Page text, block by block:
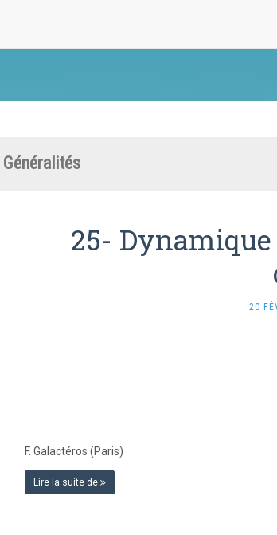
Généralités
25-
20
F. Galactéros (Paris)
Lire la suite de